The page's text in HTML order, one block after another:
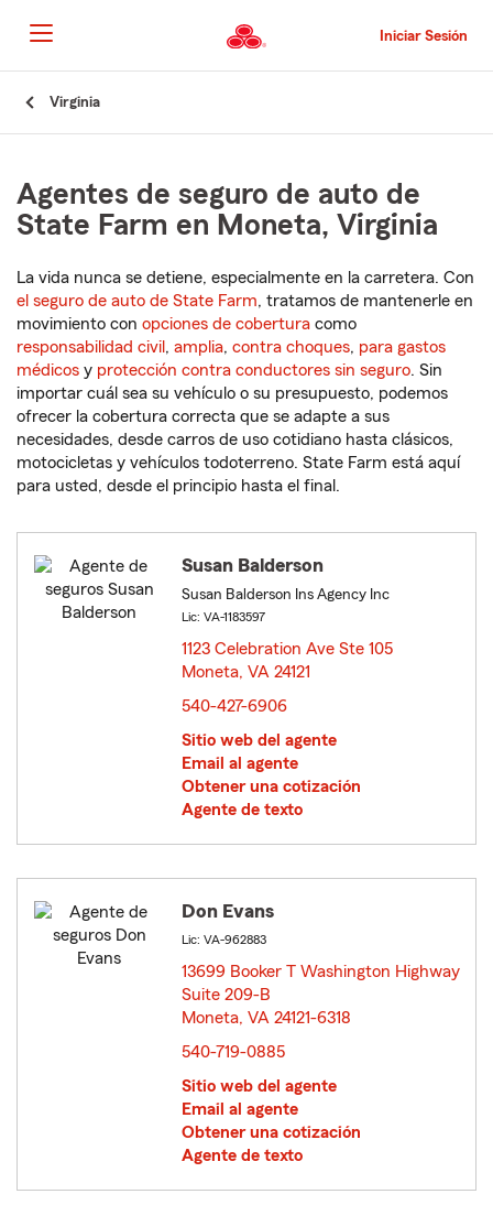
al
contenido
principal
Iniciar Sesión
Virginia
Agentes de seguro de auto de
State Farm en Moneta, Virginia
La vida nunca se detiene, especialmente en la carretera. Con
el seguro de auto de State Farm, tratamos de mantenerle en
movimiento con opciones de cobertura como
responsabilidad civil , amplia, contra choques, para gastos
médicos y protección contra conductores sin seguro. Sin
importar cuál sea su vehículo o su presupuesto, podemos
ofrecer la cobertura correcta que se adapte a sus
necesidades, desde carros de uso cotidiano hasta clásicos,
motocicletas y vehículos todoterreno. State Farm está aquí
para usted, desde el principio hasta el final.
Susan Balderson
Susan Balderson Ins Agency Inc
Lic: VA-1183597
1123 Celebration Ave Ste 105
Moneta, VA 24121
540-427-6906
Sitio web del agente
Email al agente
Obtener una cotización
Agente de texto
Don Evans
Lic: VA-962883
13699 Booker T Washington Highway
Suite 209-B
Moneta, VA 24121-6318
540-719-0885
Sitio web del agente
Email al agente
Obtener una cotización
Agente de texto